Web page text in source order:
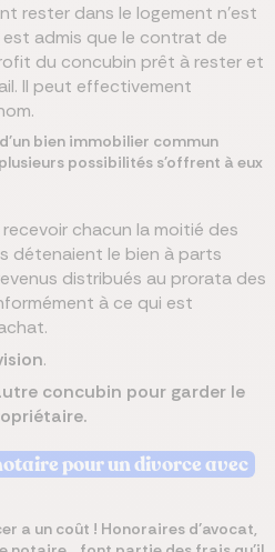
rester dans le logement n'est
est admis que le contrat de
du concubin prêt à rester et
Il peut effectivement
bien immobilier commun
possibilités s'offrent à eux
recevoir chacun la moitié des
détenaient le bien à parts
distribués au prorata des
à ce qui est
.
concubin pour garder le
pour un divorce avec
a un coût ! Honoraires d’avocat,